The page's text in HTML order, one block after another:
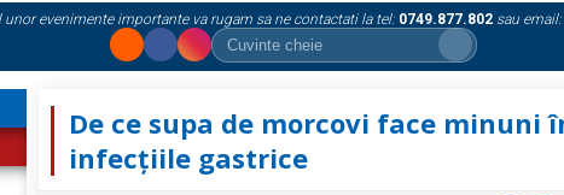
evenimente importante va rugam sa ne contactati la tel: 0749.877.802 sau email:
De ce supa de morcovi face minuni
infecțiile gastrice